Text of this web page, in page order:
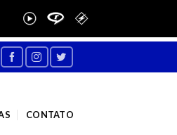
CONTATO